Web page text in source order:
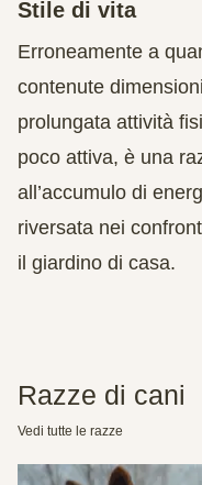
Stile di vita
Erroneamente a
contenute
prolungata attività
poco attiva, è una
all’accumulo di
riversata nei
il giardino di casa.
Razze di cani
Vedi tutte le razze